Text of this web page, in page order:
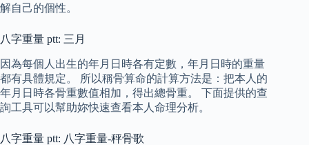
解自己的個性。
八字重量 ptt: 三月
因為每個人出生的年月日時各有定數，年月日時的重量
都有具體規定。 所以稱骨算命的計算方法是：把本人的
年月日時各骨重數值相加，得出總骨重。 下面提供的查
詢工具可以幫助妳快速查看本人命理分析。
八字重量 ptt: 八字重量-秤骨歌